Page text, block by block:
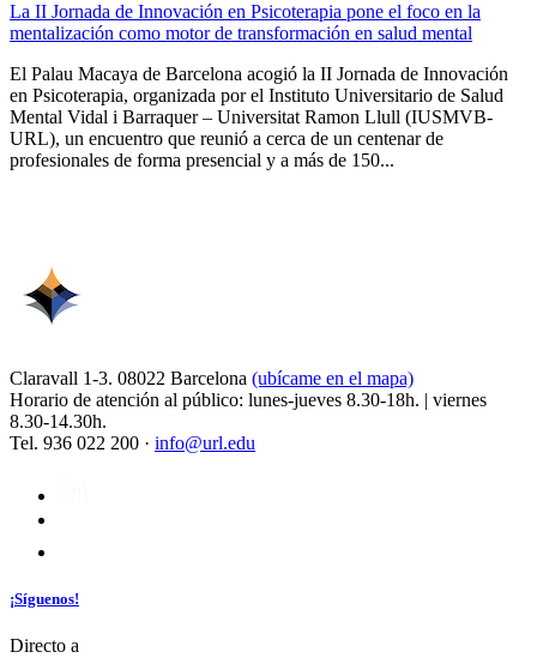
La II Jornada de Innovación en Psicoterapia pone el foco en la
mentalización como motor de transformación en salud mental
El Palau Macaya de Barcelona acogió la II Jornada de Innovación
en Psicoterapia, organizada por el Instituto Universitario de Salud
Mental Vidal i Barraquer – Universitat Ramon Llull (IUSMVB-
URL), un encuentro que reunió a cerca de un centenar de
profesionales de forma presencial y a más de 150...
Claravall 1-3. 08022 Barcelona (ubícame en el mapa)
Horario de atención al público: lunes-jueves 8.30-18h. | viernes
8.30-14.30h.
Tel. 936 022 200 · info@url.edu
¡Síguenos!
Directo a